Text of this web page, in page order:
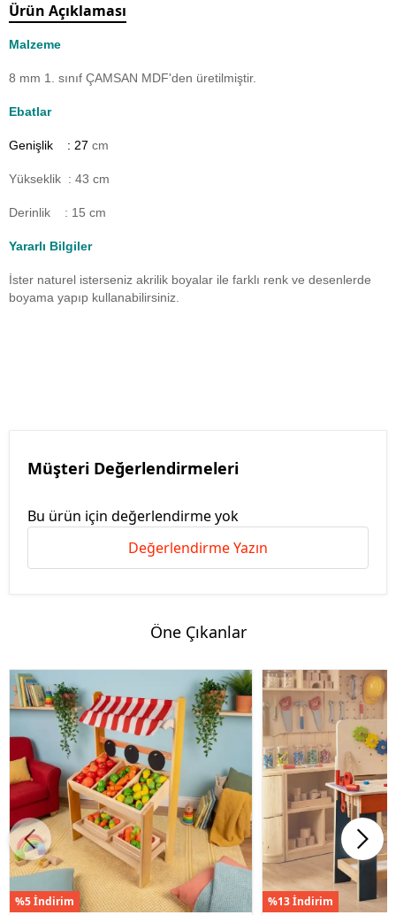
Ürün Açıklaması
Malzeme
8 mm 1. sınıf ÇAMSAN MDF'den üretilmiştir.
Ebatlar
Genişlik : 27 cm
Yükseklik : 43 cm
Derinlik : 15 cm
Yararlı Bilgiler
İster naturel isterseniz akrilik boyalar ile farklı renk ve desenlerde
boyama yapıp kullanabilirsiniz.
Müşteri Değerlendirmeleri
Bu ürün için değerlendirme yok
Değerlendirme Yazın
Öne Çıkanlar
%5 İndirim %13 İndirim